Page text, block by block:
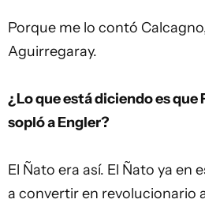
Porque me lo contó
Aguirregaray.
¿Lo que está diciendo es
sopló a Engler?
El Ñato era así. El Ñato ya en
a convertir en revolucionario